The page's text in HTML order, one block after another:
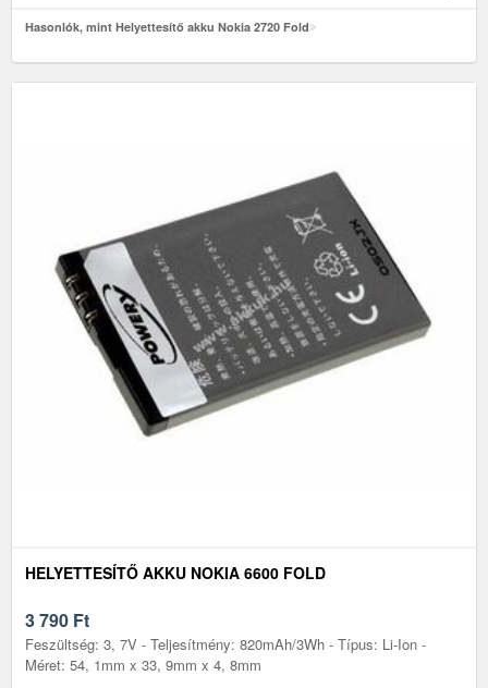
Hasonlók, mint Helyettesítő akku Nokia 2720 Fold
HELYETTESÍTŐ AKKU NOKIA 6600 FOLD
3 790 Ft
Feszültség: 3, 7V - Teljesítmény: 820mAh/3Wh - Típus: Li-Ion -
Méret: 54, 1mm x 33, 9mm x 4, 8mm